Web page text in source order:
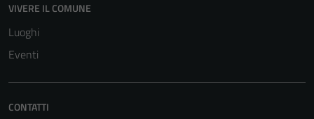
VIVERE IL COMUNE
Luoghi
Eventi
CONTATTI
essere